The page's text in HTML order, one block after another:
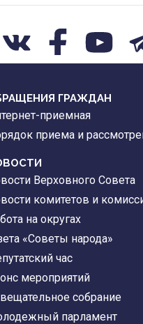
ГРАЖДАН
приемная
приема и
Верховного Совета
комитетов и
на округах
«Советы народа»
час
мероприятий
собрание
парламент